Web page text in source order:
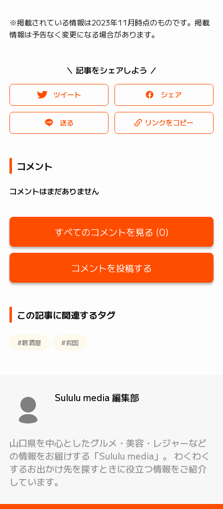
※掲載されている情報は2023年11月時点のものです。掲載
情報は予告なく変更になる場合があります。
＼ 記事をシェアしよう ／
ツイート シェア
送る リンクをコピー
コメント
コメントはまだありません
すべてのコメントを見る (0)
コメントを投稿する
この記事に関連するタグ
#居酒屋 #岩国
Sululu media 編集部
山口県を中心としたグルメ・美容・レジャーなど
の情報をお届けする「Sululu media」。 わくわく
するお出かけ先を探すときに役立つ情報をご紹介
しています。